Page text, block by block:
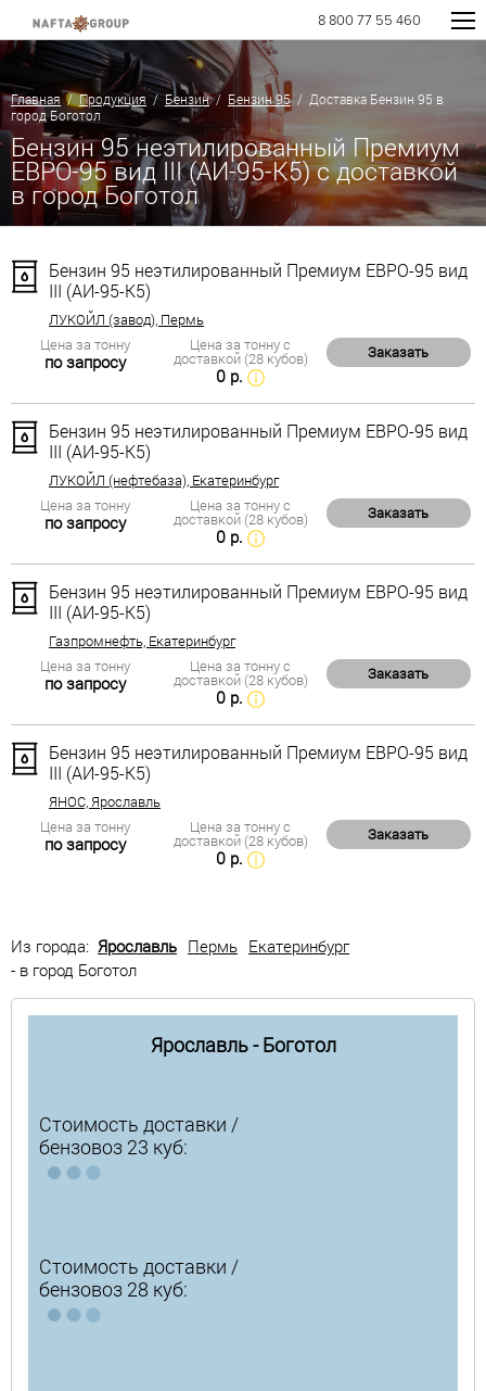
8 800 77 55 460
Главная/Продукция/Бензин/ Бензин 95/ Доставка Бензин 95 в
город Боготол
Бензин 95 неэтилированный Премиум
ЕВРО-95 вид III (АИ-95-К5) с доставкой
в город Боготол
Бензин 95 неэтилированный Премиум ЕВРО-95 вид
III (АИ-95-К5)
ЛУКОЙЛ (завод), Пермь
Цена за тонну
по запросу
Цена за тонну с
доставкой (28 кубов)
0 р.
Заказать
Бензин 95 неэтилированный Премиум ЕВРО-95 вид
III (АИ-95-К5)
ЛУКОЙЛ (нефтебаза), Екатеринбург
Цена за тонну
по запросу
Цена за тонну с
доставкой (28 кубов)
0 р.
Заказать
Бензин 95 неэтилированный Премиум ЕВРО-95 вид
III (АИ-95-К5)
Газпромнефть, Екатеринбург
Цена за тонну
по запросу
Цена за тонну с
доставкой (28 кубов)
0 р.
Заказать
Бензин 95 неэтилированный Премиум ЕВРО-95 вид
III (АИ-95-К5)
ЯНОС, Ярославль
Цена за тонну
по запросу
Цена за тонну с
доставкой (28 кубов)
0 р.
Заказать
Из города: Ярославль Пермь Екатеринбург
- в город Боготол
Ярославль - Боготол
Стоимость доставки /
бензовоз 23 куб:
Стоимость доставки /
бензовоз 28 куб: